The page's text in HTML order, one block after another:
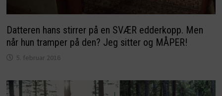
Datteren hans stirrer på en SVÆR edderkopp. Men
når hun tramper på den? Jeg sitter og MÅPER!
5. februar 2016